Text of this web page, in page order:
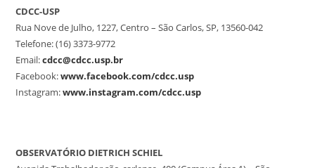
CDCC-USP
Rua Nove de Julho, 1227, Centro – São Carlos, SP, 13560-042
Telefone: (16) 3373-9772
Email:cdcc@cdcc.usp.br
Facebook:www.facebook.com/cdcc.usp
Instagram:www.instagram.com/cdcc.usp
OBSERVATÓRIO DIETRICH SCHIEL